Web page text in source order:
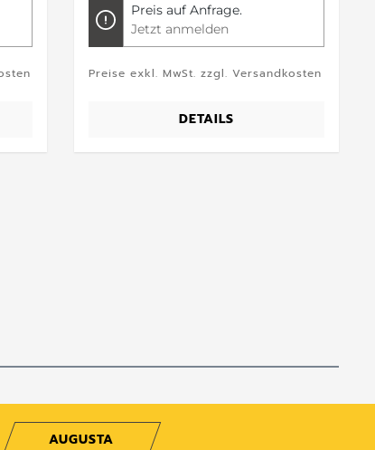
Preis auf Anfrage.
Jetzt anmelden
Preise exkl. MwSt. zzgl. Versandkosten
DETAILS
AUGUSTA